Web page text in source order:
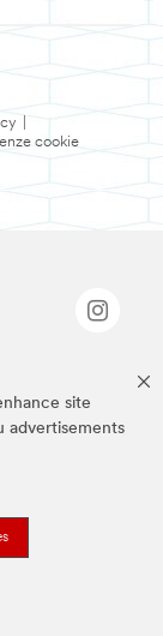
site
advertisements
cookie
3M